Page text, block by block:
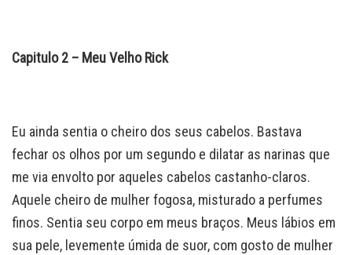
Capitulo 2 – Meu Velho Rick
Eu ainda sentia o cheiro dos seus cabelos. Bastava
fechar os olhos por um segundo e dilatar as narinas que
me via envolto por aqueles cabelos castanho-claros.
Aquele cheiro de mulher fogosa, misturado a perfumes
finos. Sentia seu corpo em meus braços. Meus lábios em
sua pele, levemente úmida de suor, com gosto de mulher